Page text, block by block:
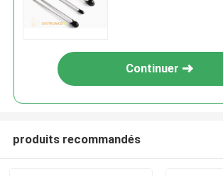
Continuer
produits recommandés